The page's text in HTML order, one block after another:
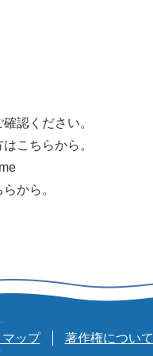
認ください。
こちらから。
から。
ップ 著作権について